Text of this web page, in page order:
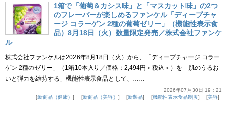
1箱で「葡萄＆カシス味」と「マスカット味」の2つ
のフレーバーが楽しめるファンケル「ディープチャ
ージ コラーゲン 2種の葡萄ゼリー」（機能性表示食
品）8月18日（火）数量限定発売／株式会社ファンケ
ル
株式会社ファンケルは2026年8月18日（火）から、「ディープチャージ コラー
ゲン 2種のゼリー」（1箱10本入り／価格：2,494円＜税込＞）を「肌のうるお
いと弾力を維持する」機能性表示食品として、……
2026年07月30日 19：21
新商品（健康）
新商品（美容） 新製品 機能性表示食品制度 美容